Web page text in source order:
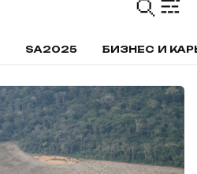
SA2025 БИЗНЕС И